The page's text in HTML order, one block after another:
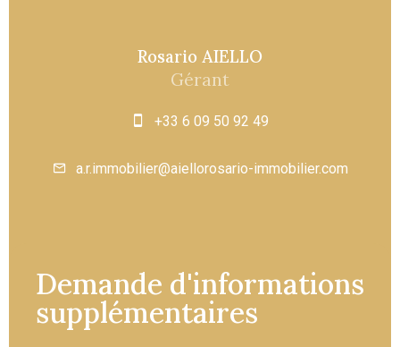
Rosario AIELLO
Gérant
+33 6 09 50 92 49
a.r.immobilier@aiellorosario-immobilier.com
Demande d'informations
supplémentaires